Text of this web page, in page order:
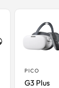
PICO
G3 Plus